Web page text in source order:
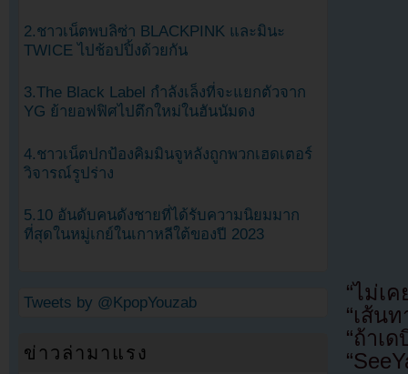
“ไม่เ
“เส้น
“ถ้าเ
2.ชาวเน็ตพบลิซ่า BLACKPINK และมินะ
TWICE ไปช้อปปิ้งด้วยกัน
3.The Black Label กำลังเล็งที่จะแยกตัวจาก
YG ย้ายอฟฟิศไปตึกใหม่ในฮันนัมดง
4.ชาวเน็ตปกป้องคิมมินจูหลังถูกพวกเฮดเตอร์
วิจารณ์รูปร่าง
5.10 อันดับคนดังชายที่ได้รับความนิยมมาก
ที่สุดในหมู่เกย์ในเกาหลีใต้ของปี 2023
Tweets by @KpopYouzab
ข่าวล่ามาแรง